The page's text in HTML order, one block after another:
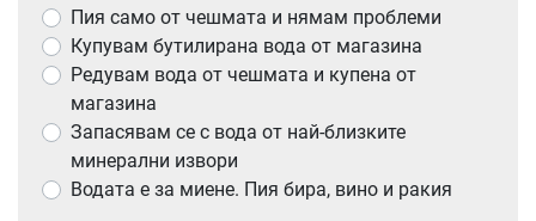
Пия само от чешмата и нямам проблеми
Купувам бутилирана вода от магазина
Редувам вода от чешмата и купена от
магазина
Запасявам се с вода от най-близките
минерални извори
Водата е за миене. Пия бира, вино и ракия